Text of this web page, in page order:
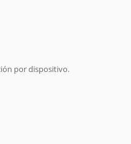
por dispositivo.